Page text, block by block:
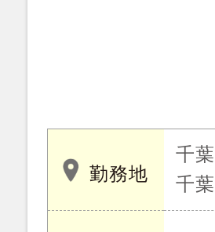
勤務地
千
千